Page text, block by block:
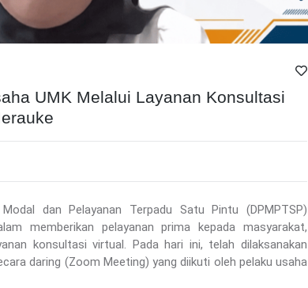
UMK Melalui Layanan Konsultasi
dan Pelayanan Terpadu Satu Pintu (DPMPTSP)
memberikan pelayanan prima kepada masyarakat,
konsultasi virtual. Pada hari ini, telah dilaksanakan
daring (Zoom Meeting) yang diikuti oleh pelaku usaha